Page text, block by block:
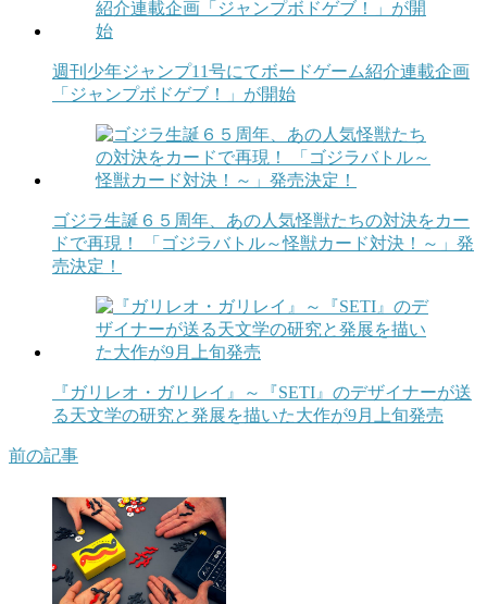
週刊少年ジャンプ11号にてボードゲーム紹介連載企画
「ジャンプボドゲブ！」が開始
ゴジラ生誕６５周年、あの人気怪獣たちの対決をカー
ドで再現！ 「ゴジラバトル～怪獣カード対決！～」発
売決定！
『ガリレオ・ガリレイ』～『SETI』のデザイナーが送
る天文学の研究と発展を描いた大作が9月上旬発売
前の記事